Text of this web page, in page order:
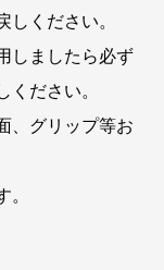
ください。
しましたら必ず
ださい。
、グリップ等お